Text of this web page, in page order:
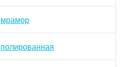
мрамор
полированная